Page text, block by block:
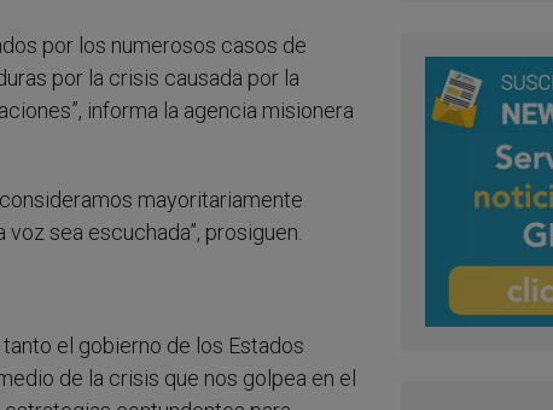
por los numerosos casos de
por la crisis causada por la
informa la agencia misionera
mayoritariamente
sea escuchada”, prosiguen.
el gobierno de los Estados
de la crisis que nos golpea en el